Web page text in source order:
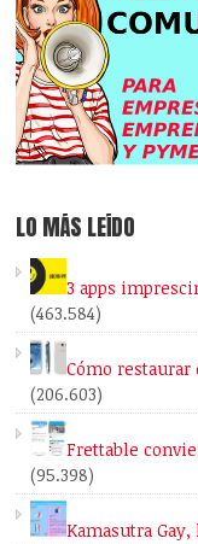
LO MÁS LEÍDO
3 apps
(463.584)
Cómo restaurar
(206.603)
Frettable
(95.398)
Kamasutra